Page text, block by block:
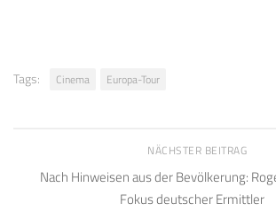
Tags: Cinema Europa-Tour
NÄCHSTER BEITRAG
Nach Hinweisen aus der Bevölkerung:
Fokus deutscher Ermittler